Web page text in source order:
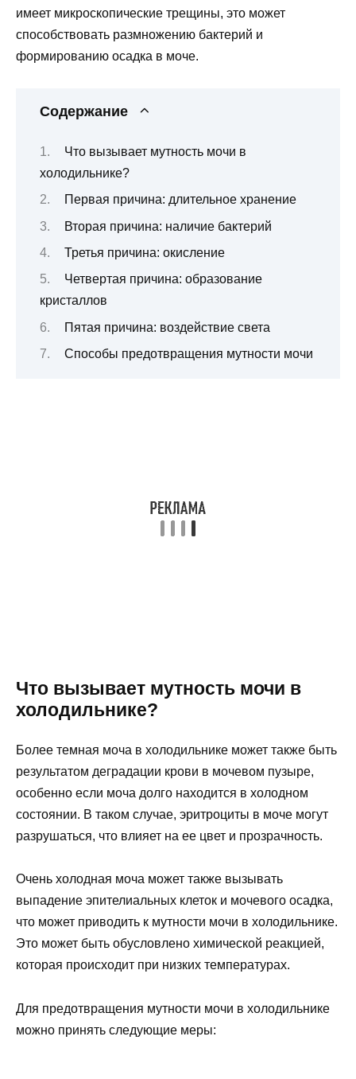
имеет микроскопические трещины, это может
способствовать размножению бактерий и
формированию осадка в моче.
Содержание
Что вызывает мутность мочи в
холодильнике?
Первая причина: длительное хранение
Вторая причина: наличие бактерий
Третья причина: окисление
Четвертая причина: образование
кристаллов
Пятая причина: воздействие света
Способы предотвращения мутности мочи
Что вызывает мутность мочи в
холодильнике?
Более темная моча в холодильнике может также быть
результатом деградации крови в мочевом пузыре,
особенно если моча долго находится в холодном
состоянии. В таком случае, эритроциты в моче могут
разрушаться, что влияет на ее цвет и прозрачность.
Очень холодная моча может также вызывать
выпадение эпителиальных клеток и мочевого осадка,
что может приводить к мутности мочи в холодильнике.
Это может быть обусловлено химической реакцией,
которая происходит при низких температурах.
Для предотвращения мутности мочи в холодильнике
можно принять следующие меры: